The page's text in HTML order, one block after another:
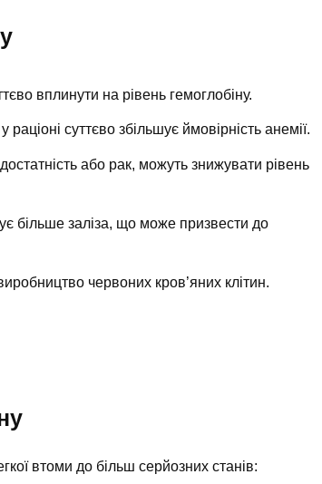
вплинути на рівень гемоглобіну.
суттєво збільшує ймовірність анемії.
або рак, можуть знижувати рівень
більше заліза, що може призвести до
червоних кров’яних клітин.
втоми до більш серйозних станів: